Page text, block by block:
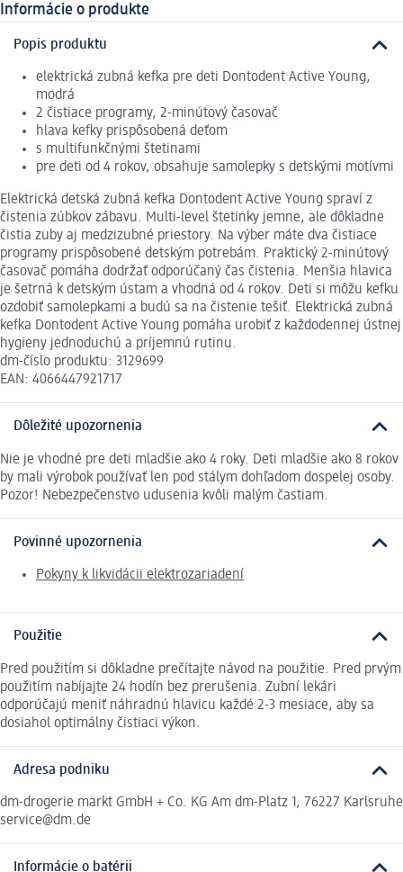
Informácie o produkte
Popis produktu
elektrická zubná kefka pre deti Dontodent Active Young,
modrá
2 čistiace programy, 2-minútový časovač
hlava kefky prispôsobená deťom
s multifunkčnými štetinami
pre deti od 4 rokov, obsahuje samolepky s detskými motívmi
Elektrická detská zubná kefka Dontodent Active Young spraví z
čistenia zúbkov zábavu. Multi-level štetinky jemne, ale dôkladne
čistia zuby aj medzizubné priestory. Na výber máte dva čistiace
programy prispôsobené detským potrebám. Praktický 2-minútový
časovač pomáha dodržať odporúčaný čas čistenia. Menšia hlavica
je šetrná k detským ústam a vhodná od 4 rokov. Deti si môžu kefku
ozdobiť samolepkami a budú sa na čistenie tešiť. Elektrická zubná
kefka Dontodent Active Young pomáha urobiť z každodennej ústnej
hygieny jednoduchú a príjemnú rutinu.
dm-číslo produktu: 3129699
EAN: 4066447921717
Dôležité upozornenia
Nie je vhodné pre deti mladšie ako 4 roky. Deti mladšie ako 8 rokov
by mali výrobok používať len pod stálym dohľadom dospelej osoby.
Pozor! Nebezpečenstvo udusenia kvôli malým častiam.
Povinné upozornenia
Pokyny k likvidácii elektrozariadení
Použitie
Pred použitím si dôkladne prečítajte návod na použitie. Pred prvým
použitím nabíjajte 24 hodín bez prerušenia. Zubní lekári
odporúčajú meniť náhradnú hlavicu každé 2-3 mesiace, aby sa
dosiahol optimálny čistiaci výkon.
Adresa podniku
dm-drogerie markt GmbH + Co. KG Am dm-Platz 1, 76227 Karlsruhe
service@dm.de
Informácie o batérii